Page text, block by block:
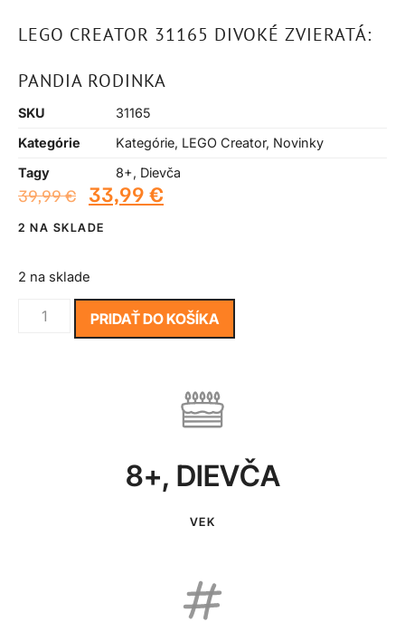
LEGO CREATOR 31165 DIVOKÉ ZVIERATÁ:
PANDIA RODINKA
SKU
31165
Kategórie
Kategórie, LEGO Creator, Novinky
Tagy
8+, Dievča
39,99€ 33,99 €
2 NA SKLADE
2 na sklade
PRIDAŤ DO KOŠÍKA
8+, DIEVČA
VEK